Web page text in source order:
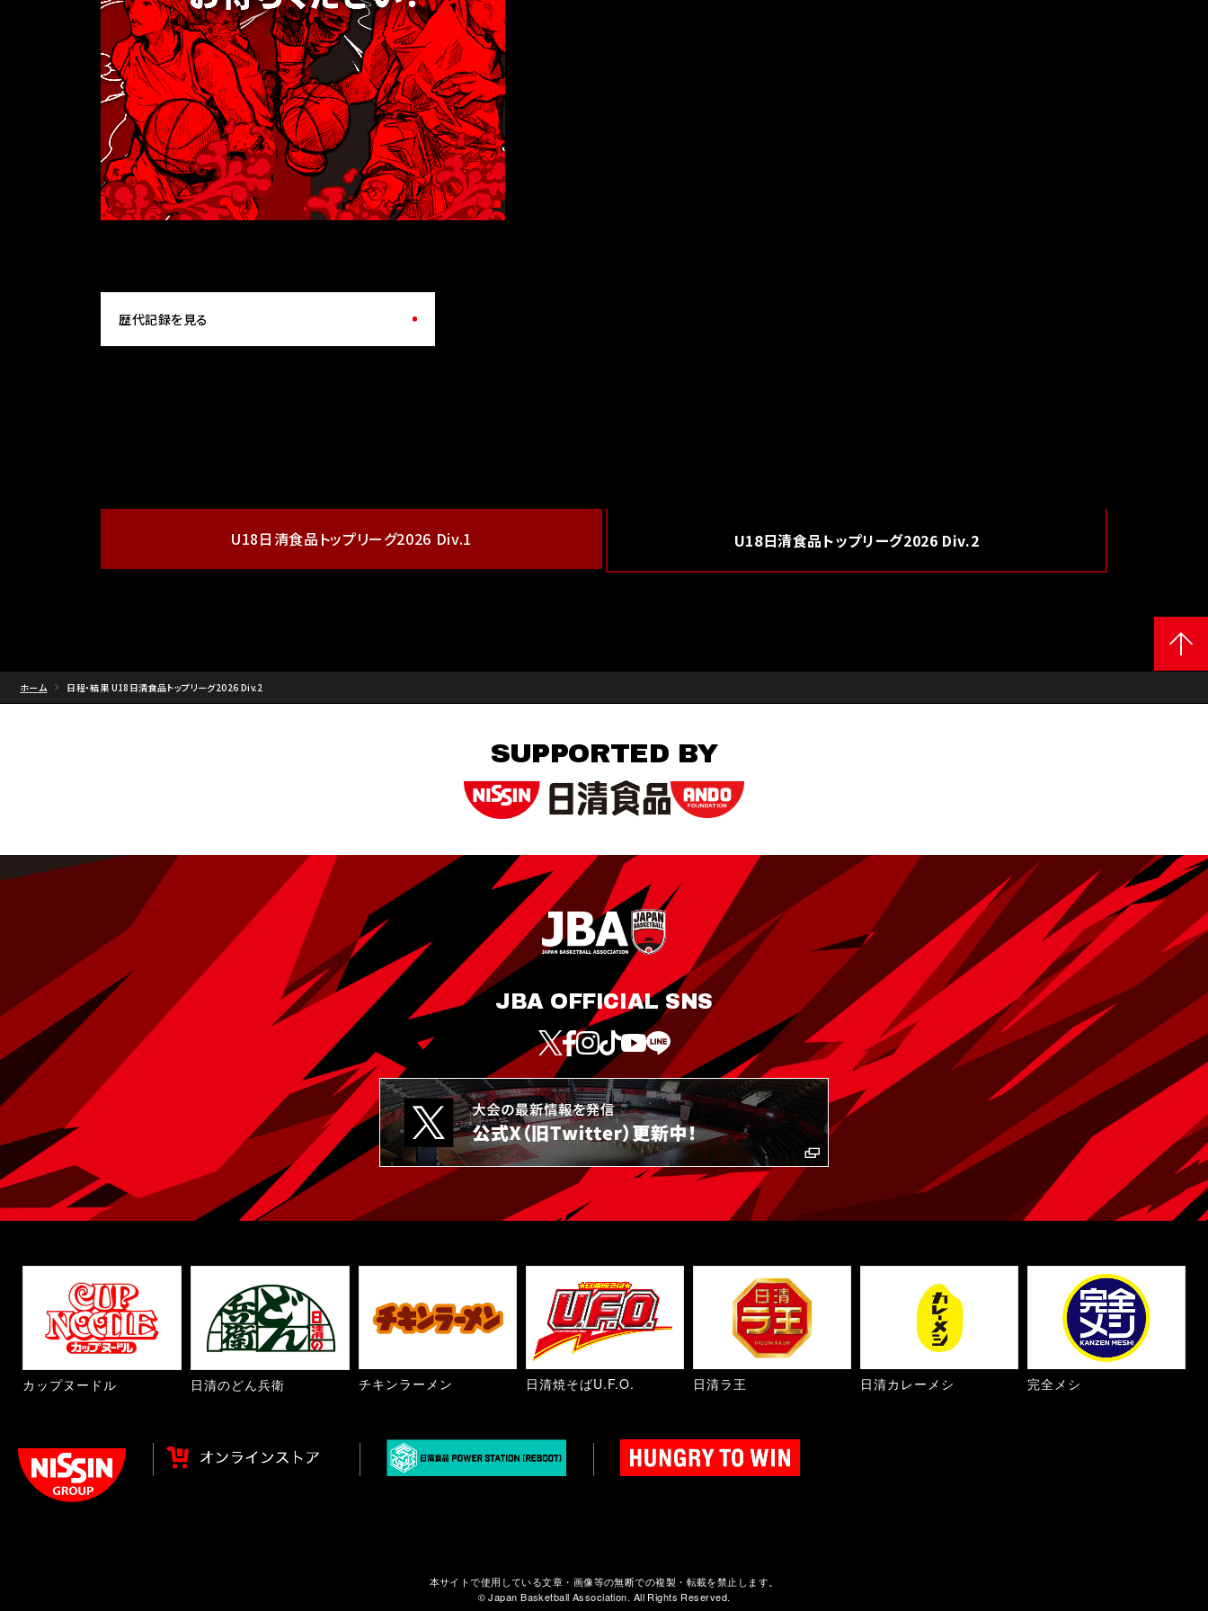
歴代記録を見る
U18日清食品 トップリーグ2026 Div.1 U18日清食品トップリーグ2026 Div.2
ホーム 日程・結果 U18日清食品トップリーグ2026 Div.2
SUPPORTED BY
JBA OFFICIAL SNS
カップヌードル 日清のどん兵衛 チキンラーメン 日清焼そばU.F.O. 日清ラ王 日清カレーメシ 完全メシ
本サイトで使用している文章・画像等の無断での複製・転載を禁止します。
© Japan Basketball Association. All Rights Reserved.